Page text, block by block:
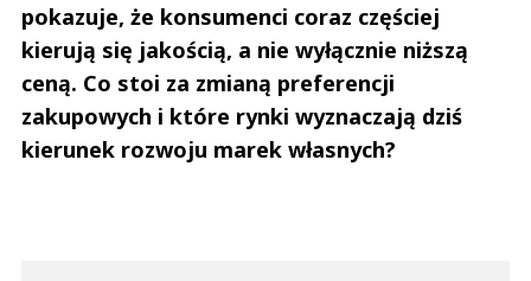
pokazuje, że konsumenci coraz częściej
kierują się jakością, a nie wyłącznie niższą
ceną. Co stoi za zmianą preferencji
zakupowych i które rynki wyznaczają dziś
kierunek rozwoju marek własnych?